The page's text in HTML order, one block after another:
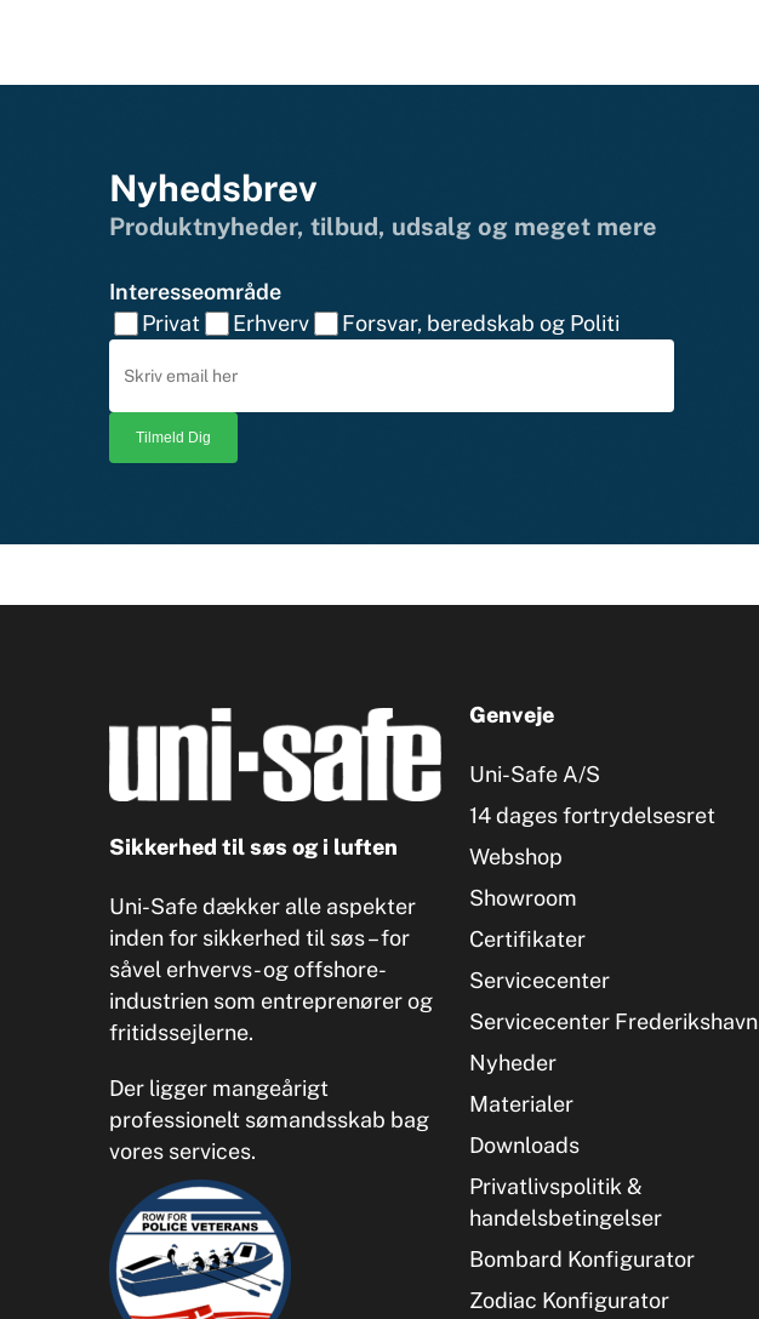
Nyhedsbrev
Produktnyheder, tilbud, udsalg og meget mere
Interesseområde
Privat
Erhverv Forsvar, beredskab og Politi
Sikkerhed til søs og i luften
Uni-Safe dækker alle aspekter
inden for sikkerhed til søs – for
såvel erhvervs- og offshore-
industrien som entreprenører og
fritidssejlerne.
Der ligger mangeårigt
professionelt sømandsskab bag
vores services.
Genveje
Uni-Safe A/S
14 dages fortrydelsesret
Webshop
Showroom
Certifikater
Servicecenter
Servicecenter Frederikshavn
Nyheder
Materialer
Downloads
Privatlivspolitik &
handelsbetingelser
Bombard Konfigurator
Zodiac Konfigurator